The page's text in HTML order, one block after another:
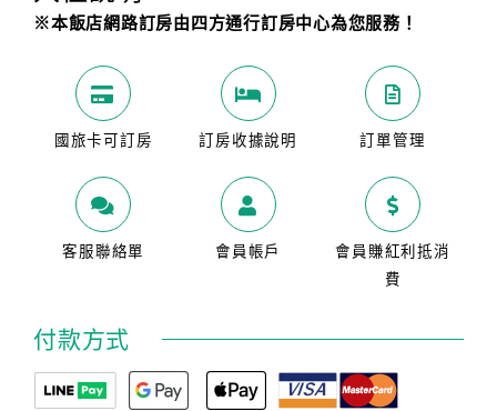
※本飯店網路訂房由四方通行訂房中心為您服務！
國旅卡可訂房 訂房收據說明 訂單管理
客服聯絡單 會員帳戶
會員賺紅利抵消
費
付款方式